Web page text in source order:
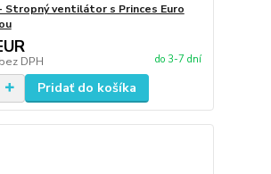
ventilátor s Princes Euro
bez DPH do 3-7 dní
Pridať do košíka